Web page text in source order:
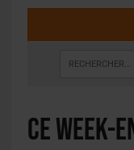
Ce week-